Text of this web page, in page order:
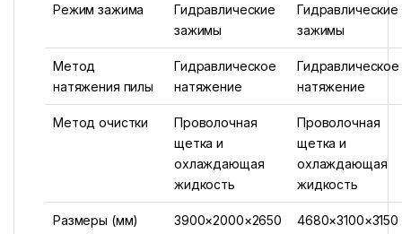
Режим зажима
Гидравлические
зажимы
Гидравлические
зажимы
Метод
натяжения пилы
Гидравлическое
натяжение
Гидравлическое
натяжение
Метод очистки
Проволочная
щетка и
охлаждающая
жидкость
Проволочная
щетка и
охлаждающая
жидкость
Размеры (мм) 3900×2000×2650 4680×3100×3150